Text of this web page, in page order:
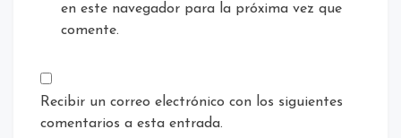
en este navegador para la próxima vez que
comente.
Recibir un correo electrónico con los siguientes
comentarios a esta entrada.